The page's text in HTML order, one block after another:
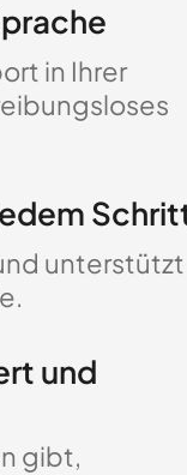
in Ihrer
unterstützt
und
gibt,